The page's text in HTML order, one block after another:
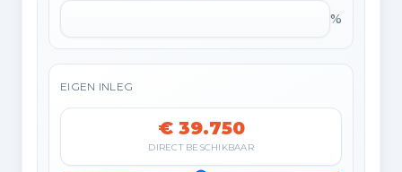
%
EIGEN INLEG
€ 39.750
DIRECT BESCHIKBAAR